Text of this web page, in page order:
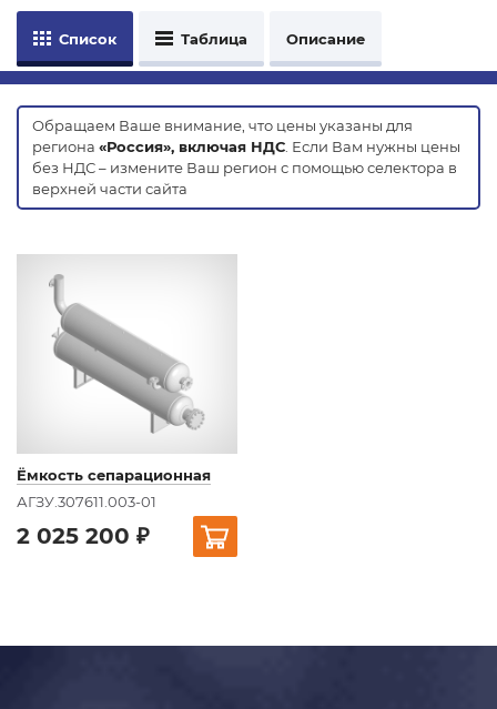
Список Таблица Описание
Обращаем Ваше внимание, что цены указаны для
региона «Россия», включая НДС . Если Вам нужны цены
без НДС – измените Ваш регион с помощью селектора в
верхней части сайта
Ёмкость сепарационная
АГЗУ.307611.003-01
2 025 200 ₽